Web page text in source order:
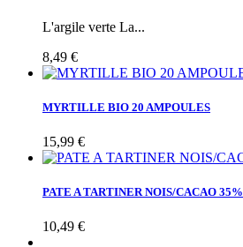
L'argile verte La...
8,49 €
MYRTILLE BIO 20 AMPOULES
15,99 €
PATE A TARTINER NOIS/CACAO 35%
10,49 €